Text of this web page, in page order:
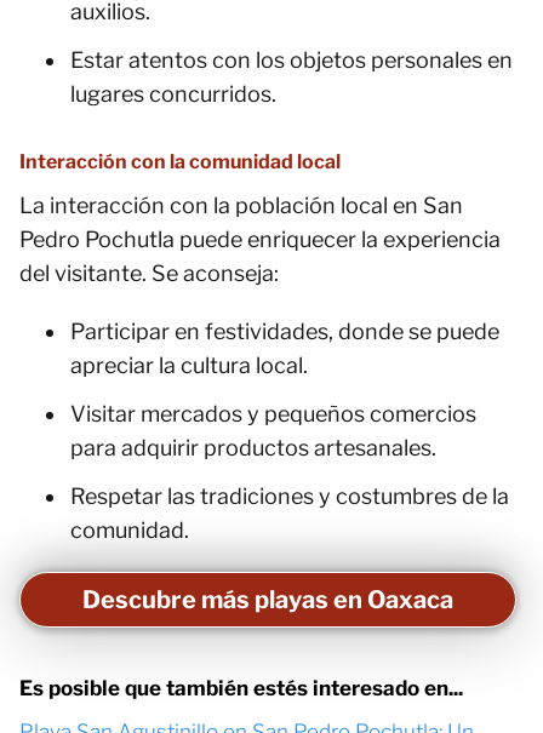
auxilios.
Estar atentos con los objetos personales en
lugares concurridos.
Interacción con la comunidad local
La interacción con la población local en San
Pedro Pochutla puede enriquecer la experiencia
del visitante. Se aconseja:
Participar en festividades, donde se puede
apreciar la cultura local.
Visitar mercados y pequeños comercios
para adquirir productos artesanales.
Respetar las tradiciones y costumbres de la
comunidad.
Descubre más playas en Oaxaca
Es posible que también estés interesado en...